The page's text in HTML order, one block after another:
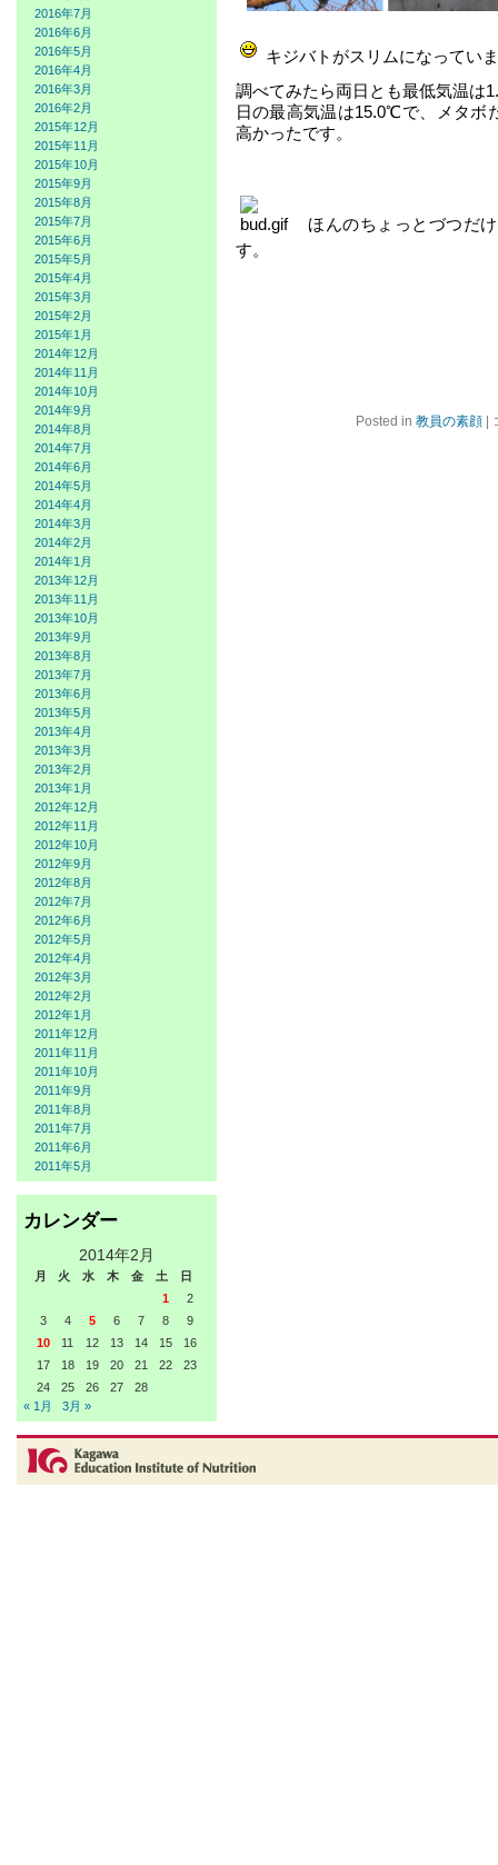
2016年7月
2016年6月
2016年5月
2016年4月
2016年3月
2016年2月
2015年12月
2015年11月
2015年10月
2015年9月
2015年8月
2015年7月
2015年6月
2015年5月
2015年4月
2015年3月
2015年2月
2015年1月
2014年12月
2014年11月
2014年10月
2014年9月
2014年8月
2014年7月
2014年6月
2014年5月
2014年4月
2014年3月
2014年2月
2014年1月
2013年12月
2013年11月
2013年10月
2013年9月
2013年8月
2013年7月
2013年6月
2013年5月
2013年4月
2013年3月
2013年2月
2013年1月
2012年12月
2012年11月
2012年10月
2012年9月
2012年8月
2012年7月
2012年6月
2012年5月
2012年4月
2012年3月
2012年2月
2012年1月
2011年12月
2011年11月
2011年10月
2011年9月
2011年8月
2011年7月
2011年6月
2011年5月
カレンダー
2014年2月
月 火 水 木 金 土
日
1
2
3
4 5 6 7 8
9
10
11 12 13 14 15
16
17
18 19 20 21 22
23
24
25 26 27
28
« 1月
3月 »
キジバトがスリムになってい
調べてみたら両日とも最低気温は
日の最高気温は15.0℃で、メタボ
高かったです。
ほんのちょっとづつだ
す。
Posted in 教員の素顔 |